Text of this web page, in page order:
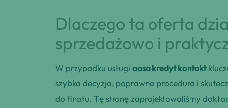
Dlaczego ta oferta
sprzedażowo i
W przypadku usługi aasa kredyt kontakt
szybka decyzja, poprawna procedura i
do finału. Tę stronę zaprojektowaliśmy